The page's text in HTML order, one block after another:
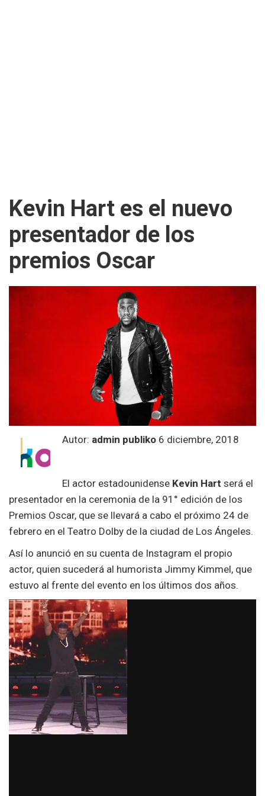
Kevin Hart es el nuevo
presentador de los
premios Oscar
Autor: admin publiko 6 diciembre, 2018
El actor estadounidense Kevin Hart será el
presentador en la ceremonia de la 91° edición de los
Premios Oscar, que se llevará a cabo el próximo 24 de
febrero en el Teatro Dolby de la ciudad de Los Ángeles.
Así lo anunció en su cuenta de Instagram el propio
actor, quien sucederá al humorista Jimmy Kimmel, que
estuvo al frente del evento en los últimos dos años.